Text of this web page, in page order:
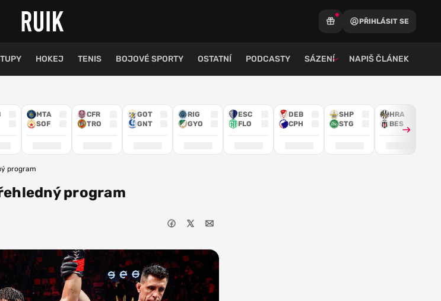
PŘIHLÁSIT SE
HOKEJ TENIS BOJOVÉ SPORTY OSTATNÍ PODCASTY SÁZENÍ NAPIŠ ČLÁNEK
MTA
SOF
CFR
TRO
GOT
GNT
RIG
GYO
ESC
FLO
DEB
CPH
SHP
STG
HRA
BES
program
program